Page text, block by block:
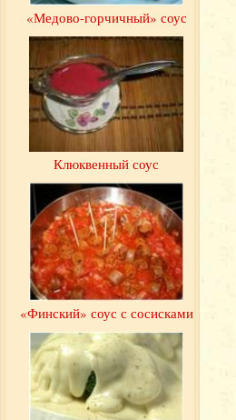
«Медово-горчичный» соус
Клюквенный соус
«Финский» соус с сосисками